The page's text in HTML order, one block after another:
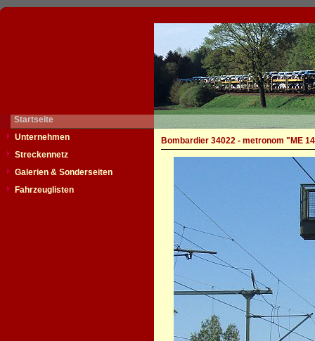
Startseite
Unternehmen
Streckennetz
Galerien & Sonderseiten
Fahrzeuglisten
Bombardier 34022 - metronom "ME